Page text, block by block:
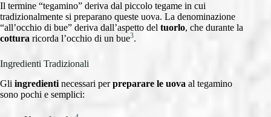
Il termine “tegamino” deriva dal piccolo tegame in cui
tradizionalmente si preparano queste uova. La denominazione
“all’occhio di bue” deriva dall’aspetto del tuorlo, che durante la
cottura ricorda l’occhio di un bue3.
Ingredienti Tradizionali
Gli ingredienti necessari perpreparare le uova al tegamino
sono pochi e semplici: